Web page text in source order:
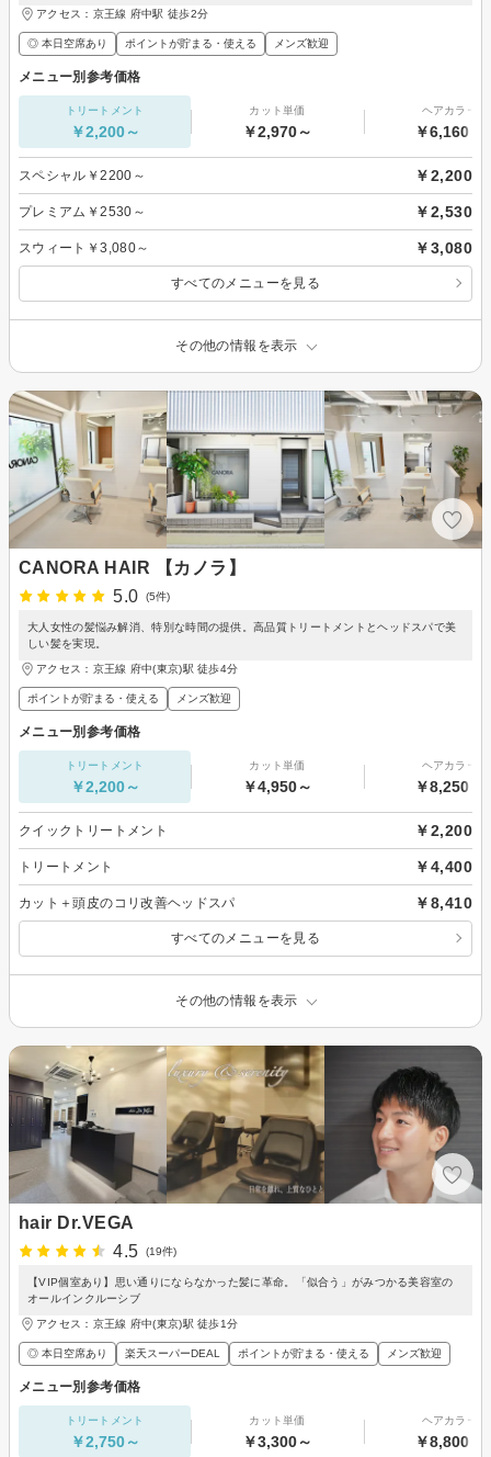
アクセス：京王線 府中駅 徒歩2分
◎ 本日空席あり ポイントが貯まる・使える メンズ歓迎
メニュー別参考価格
トリートメント
￥2,200～
カット単価
￥2,970～
ヘアカラー
￥6,160～
スペシャル￥2200～ ￥2,200
プレミアム￥2530～ ￥2,530
スウィート￥3,080～ ￥3,080
すべてのメニューを見る
その他の情報を表示
CANORA HAIR 【カノラ】
5.0
(5件)
大人女性の髪悩み解消、特別な時間の提供。高品質トリートメントとヘッドスパで美
しい髪を実現。
アクセス：京王線 府中(東京)駅 徒歩4分
ポイントが貯まる・使える メンズ歓迎
メニュー別参考価格
トリートメント
￥2,200～
カット単価
￥4,950～
ヘアカラー
￥8,250～
クイックトリートメント ￥2,200
トリートメント ￥4,400
カット＋頭皮のコリ改善ヘッドスパ ￥8,410
すべてのメニューを見る
その他の情報を表示
hair Dr.VEGA
4.5
(19件)
【VIP個室あり】思い通りにならなかった髪に革命。「似合う」がみつかる美容室の
オールインクルーシブ
アクセス：京王線 府中(東京)駅 徒歩1分
◎ 本日空席あり 楽天スーパーDEAL ポイントが貯まる・使える メンズ歓迎
メニュー別参考価格
トリートメント
￥2,750～
カット単価
￥3,300～
ヘアカラー
￥8,800～